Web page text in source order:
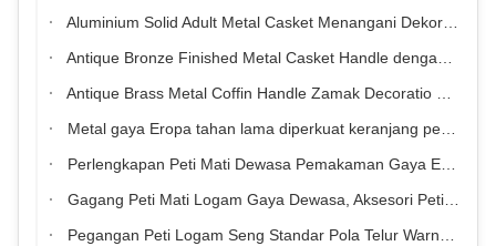
Aluminium Solid Adult Metal Casket Menangani Dekorasi Pola Mewah H9027
Antique Bronze Finished Metal Casket Handle dengan Fitting Flower Embossed Rotatable Base
Antique Brass Metal Coffin Handle Zamak Decoratio Eropa Gaya Dengan Tube Twist Baja
Metal gaya Eropa tahan lama diperkuat keranjang pegangan
Perlengkapan Peti Mati Dewasa Pemakaman Gaya Eropa A02 Ukuran Kemasan 46 × 26,5 × 24cm
Gagang Peti Mati Logam Gaya Dewasa, Aksesori Peti Mati Dekorasi
Pegangan Peti Logam Seng Standar Pola Telur Warna Perak Bersinar